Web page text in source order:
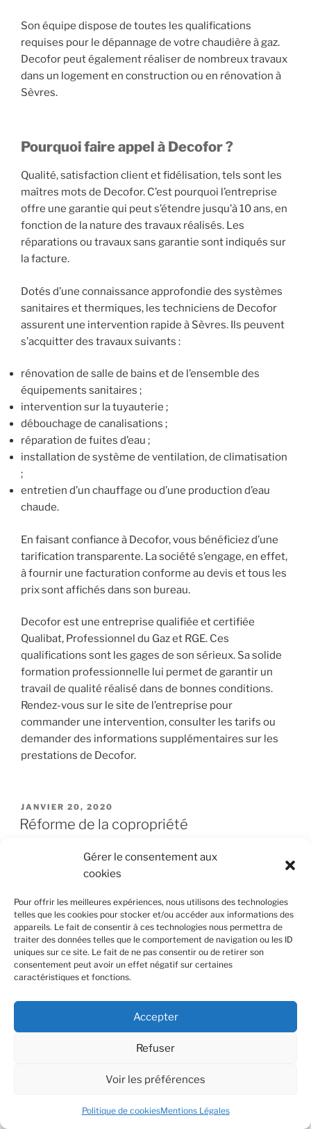
Gérer le consentement aux
cookies
Pour offrir les meilleures expériences, nous utilisons des technologies
telles que les cookies pour stocker et/ou accéder aux informations des
appareils. Le fait de consentir à ces technologies nous permettra de
traiter des données telles que le comportement de navigation ou les ID
uniques sur ce site. Le fait de ne pas consentir ou de retirer son
consentement peut avoir un effet négatif sur certaines
caractéristiques et fonctions.
Accepter
Refuser
Voir les préférences
Politique de cookiesMentions Légales
Son équipe dispose de toutes les qualifications
requises pour le dépannage de votre chaudière à gaz.
Decofor peut également réaliser de nombreux travaux
dans un logement en construction ou en rénovation à
Sèvres.
Pourquoi faire appel à Decofor ?
Qualité, satisfaction client et fidélisation, tels sont les
maîtres mots de Decofor. C’est pourquoi l’entreprise
offre une garantie qui peut s’étendre jusqu’à 10 ans, en
fonction de la nature des travaux réalisés. Les
réparations ou travaux sans garantie sont indiqués sur
la facture.
Dotés d’une connaissance approfondie des systèmes
sanitaires et thermiques, les techniciens de Decofor
assurent une intervention rapide à Sèvres. Ils peuvent
s’acquitter des travaux suivants :
rénovation de salle de bains et de l’ensemble des
équipements sanitaires ;
intervention sur la tuyauterie ;
débouchage de canalisations ;
réparation de fuites d’eau ;
installation de système de ventilation, de climatisation
;
entretien d’un chauffage ou d’une production d’eau
chaude.
En faisant confiance à Decofor, vous bénéficiez d’une
tarification transparente. La société s’engage, en effet,
à fournir une facturation conforme au devis et tous les
prix sont affichés dans son bureau.
Decofor est une entreprise qualifiée et certifiée
Qualibat, Professionnel du Gaz et RGE. Ces
qualifications sont les gages de son sérieux. Sa solide
formation professionnelle lui permet de garantir un
travail de qualité réalisé dans de bonnes conditions.
Rendez-vous sur le site de l’entreprise pour
commander une intervention, consulter les tarifs ou
demander des informations supplémentaires sur les
prestations de Decofor.
PUBLIÉ
LE
JANVIER 20, 2020
Réforme de la copropriété
Réforme de la copropriété
juin 2020. Cette décision a fait suite à la signature tant
attendue de l’ordonnance. Cette règlementation a pour
objectif d’éviter les contentieux et de redéfinir les
champs d’application des régimes de la copropriété.
Cette réforme semble quelque peu complexe à
République le 30 octobre 2019. Cependant, en quoi